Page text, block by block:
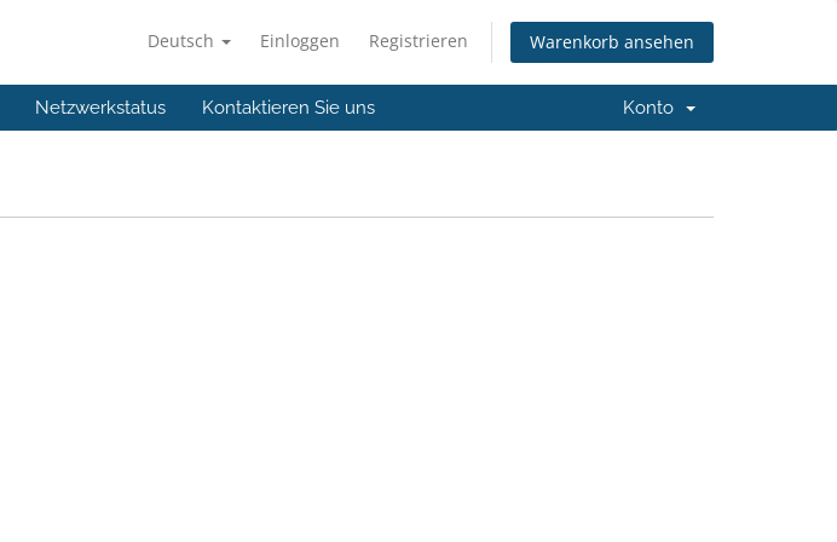
Deutsch Einloggen Registrieren Warenkorb ansehen
Netzwerkstatus Kontaktieren Sie uns Konto